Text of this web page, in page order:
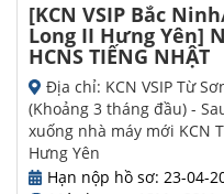
[KCN VSIP Bắc
Long II Hưng Yên]
HCNS TIẾNG NHẬT
Địa chỉ: KCN VSIP Từ
(Khoảng 3 tháng đầu) -
xuống nhà máy mới KCN
Hưng Yên
Hạn nộp hồ sơ: 23-04-